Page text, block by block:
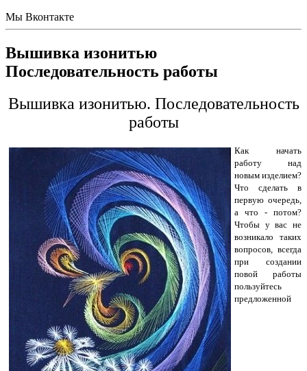
Мы Вконтакте
Вышивка изонитью
Последовательность работы
Вышивка изонитью. Последовательность
работы
Как начать
работу над
новым изделием?
Что сделать в
первую очередь,
а что - потом?
Чтобы у вас не
возникало таких
вопросов, всегда
при создании
повой работы
пользуйтесь
предложенной